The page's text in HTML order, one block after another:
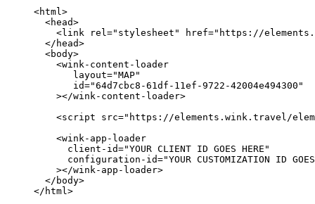
<html>
<head>
<link rel=" stylesheet " href=" https://
</ head>
<body>
<wink-content-loader
layout="MAP"
id="64d7cbc8-61df-11ef-9722-42004e494300 "
></wink-content-loader>
<script src=" https://elements.wink.travel/
<wink-app-loader
client-id="YOUR CLIENT ID GOES HERE "
configuration-id="YOUR CUSTOMIZATION ID
></wink-app-loader>
</ body>
</ html>